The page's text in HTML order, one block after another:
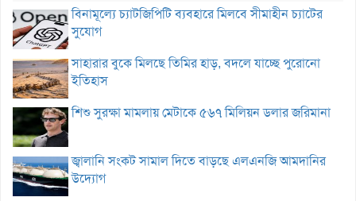
বিনামূল্যে চ্যাটজিপিটি ব্যবহারে মিলবে সীমাহীন চ্যাটের
সুযোগ
সাহারার বুকে মিলছে তিমির হাড়, বদলে যাচ্ছে পুরোনো
ইতিহাস
শিশু সুরক্ষা মামলায় মেটাকে ৫৬৭ মিলিয়ন ডলার জরিমানা
জ্বালানি সংকট সামাল দিতে বাড়ছে এলএনজি আমদানির
উদ্যোগ